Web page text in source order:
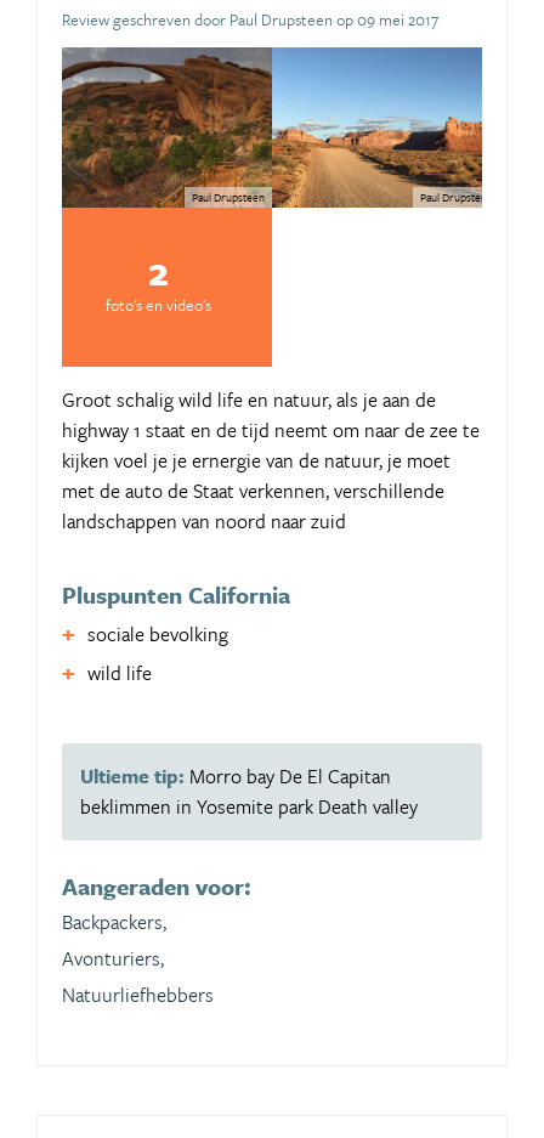
Review geschreven door Paul Drupsteen op 09 mei 2017
Paul Drupsteen Paul Drupsteen
2
foto's en video's
Groot schalig wild life en natuur, als je aan de
highway 1 staat en de tijd neemt om naar de zee te
kijken voel je je ernergie van de natuur, je moet
met de auto de Staat verkennen, verschillende
landschappen van noord naar zuid
Pluspunten California
sociale bevolking
wild life
Ultieme tip: Morro bay De El Capitan
beklimmen in Yosemite park Death valley
Aangeraden voor:
Backpackers,
Avonturiers,
Natuurliefhebbers